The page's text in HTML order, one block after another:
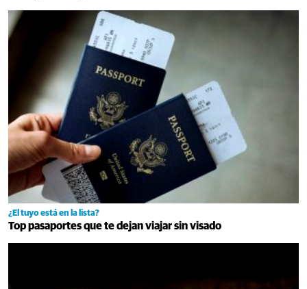
¿El tuyo está en la lista?
Top pasaportes que te dejan viajar sin visado